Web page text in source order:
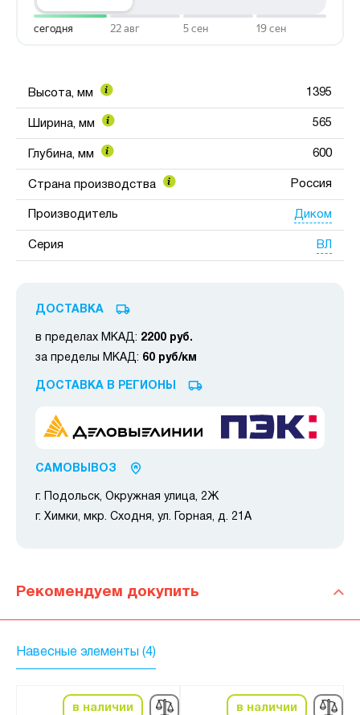
Высота, мм 1395
Ширина, мм 565
Глубина, мм 600
Страна производства Россия
Производитель Диком
Серия ВЛ
ДОСТАВКА
в пределах МКАД: 2200 руб.
за пределы МКАД: 60 руб/км
ДОСТАВКА В РЕГИОНЫ
САМОВЫВОЗ
г. Подольск, Окружная улица, 2Ж
г. Химки, мкр. Сходня, ул. Горная, д. 21А
Рекомендуем докупить
Навесные элементы (4)
в наличии в наличии